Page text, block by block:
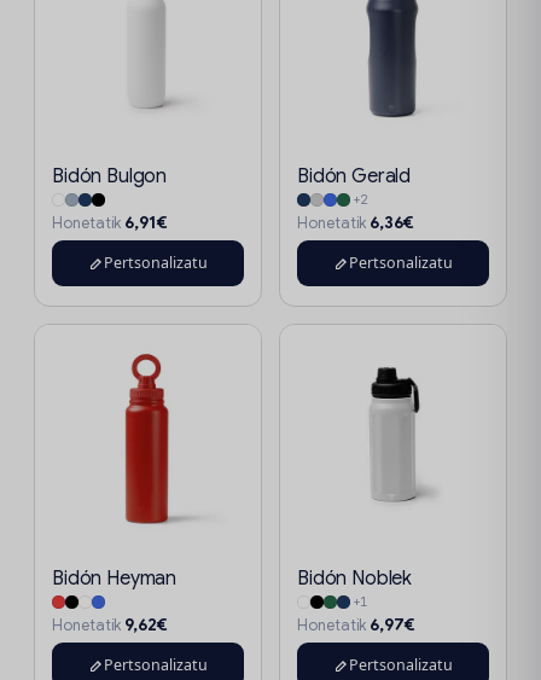
Bidón Bulgon
Honetatik 6,91€
Pertsonalizatu
Bidón Gerald
+2
Honetatik 6,36€
Pertsonalizatu
Bidón Heyman
Honetatik 9,62€
Pertsonalizatu
Bidón Noblek
+1
Honetatik 6,97€
Pertsonalizatu